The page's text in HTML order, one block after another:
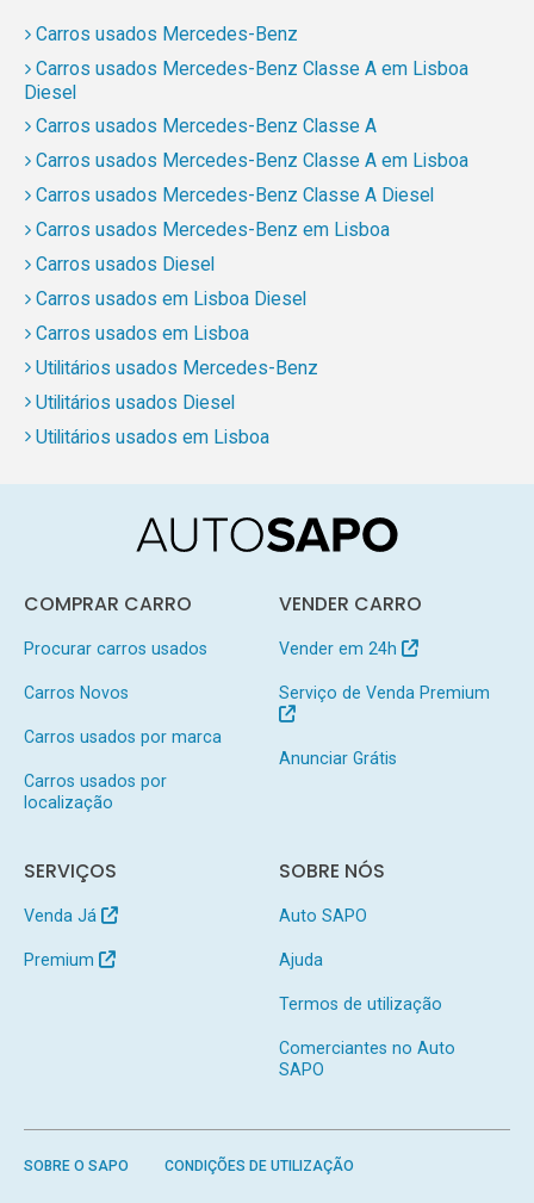
Carros usados Mercedes-Benz
Carros usados Mercedes-Benz Classe A em Lisboa
Diesel
Carros usados Mercedes-Benz Classe A
Carros usados Mercedes-Benz Classe A em Lisboa
Carros usados Mercedes-Benz Classe A Diesel
Carros usados Mercedes-Benz em Lisboa
Carros usados Diesel
Carros usados em Lisboa Diesel
Carros usados em Lisboa
Utilitários usados Mercedes-Benz
Utilitários usados Diesel
Utilitários usados em Lisboa
COMPRAR CARRO
Procurar carros usados
Carros Novos
Carros usados por marca
Carros usados por
localização
VENDER CARRO
Vender em 24h
Serviço de Venda Premium
Anunciar Grátis
SERVIÇOS
Venda Já
Premium
SOBRE NÓS
Auto SAPO
Ajuda
Termos de utilização
Comerciantes no Auto
SAPO
SOBRE O SAPO CONDIÇÕES DE UTILIZAÇÃO